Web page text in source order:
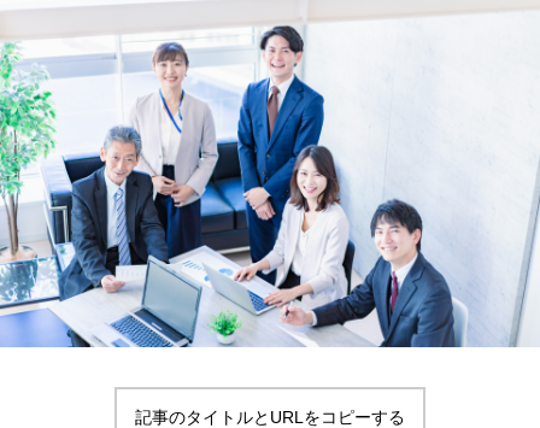
記事のタイトルとURLをコピーする